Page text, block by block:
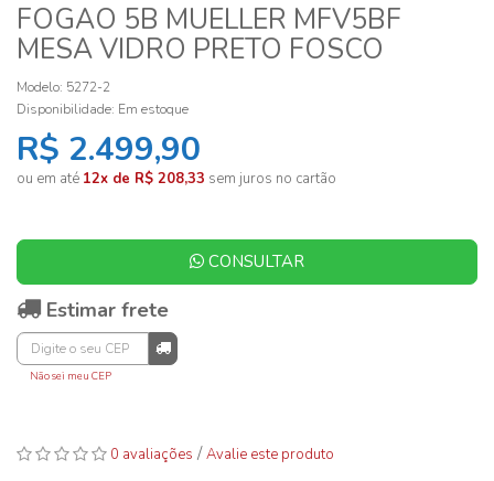
FOGAO 5B MUELLER MFV5BF
MESA VIDRO PRETO FOSCO
Modelo: 5272-2
Disponibilidade: Em estoque
R$ 2.499,90
ou em até 12x de R$ 208,33 sem juros no cartão
CONSULTAR
Estimar frete
Não sei meu CEP
0 avaliações /Avalie este produto